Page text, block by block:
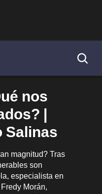
nos
|
Salinas
magnitud? Tras
son
especialista en
Morán,